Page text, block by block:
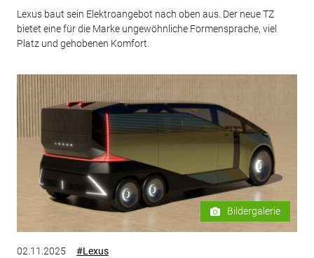
Lexus baut sein Elektroangebot nach oben aus. Der neue TZ
bietet eine für die Marke ungewöhnliche Formensprache, viel
Platz und gehobenen Komfort.
Bildergalerie
02.11.2025 #Lexus